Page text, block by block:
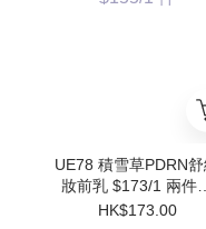
UE78 積雪草PDRN舒緩
妝前乳 $173/1 兩件起
$155/1 件
HK$173.00